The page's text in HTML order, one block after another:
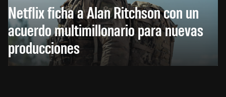
Netflix ficha a Alan Ritchson con un
acuerdo multimillonario para nuevas
producciones